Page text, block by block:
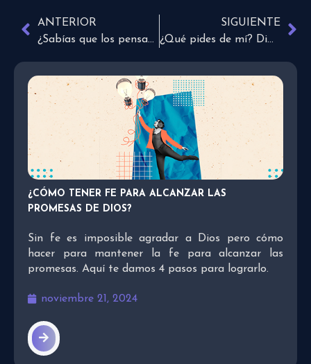
ANTERIOR
¿Sabías que los pensamientos pueden definir tu futuro?
SIGUIENTE
¿Qué pides de mí? Dime lo quieras que te lo daré
¿CÓMO TENER FE PARA ALCANZAR LAS
PROMESAS DE DIOS?
Sin fe es imposible agradar a Dios pero cómo
hacer para mantener la fe para alcanzar las
promesas. Aquí te damos 4 pasos para lograrlo.
noviembre 21, 2024